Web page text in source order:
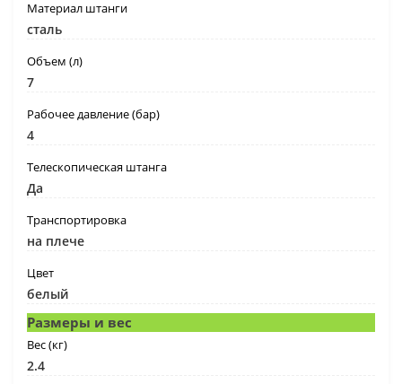
Материал штанги
сталь
Объем (л)
7
Рабочее давление (бар)
4
Телескопическая штанга
Да
Транспортировка
на плече
Цвет
белый
Размеры и вес
Вес (кг)
2.4